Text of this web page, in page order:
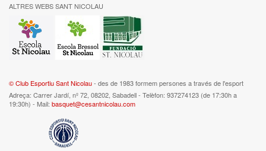
ALTRES WEBS SANT NICOLAU
© Club Esportiu Sant Nicolau- des de 1983 formem persones a través de l'esport
Adreça: Carrer Jardí, nº 72, 08202, Sabadell - Telèfon: 937274123 (de 17:30h a
19:30h) - Mail: basquet@cesantnicolau.com